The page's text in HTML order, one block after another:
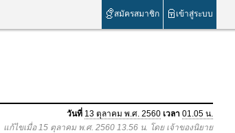
สมัครสมาชิก เข้าสู่ระบบ
วันที่ 13 ตุลาคม พ.ศ. 2560 เวลา 01.05 น.
แก้ไขเมื่อ 15 ตุลาคม พ.ศ. 2560 13.56 น. โดย เจ้าของนิยาย